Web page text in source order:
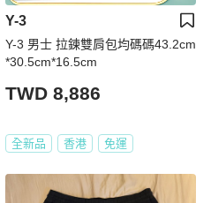
Y-3
Y-3 男士 拉鍊雙肩包均碼碼43.2cm
*30.5cm*16.5cm
TWD 8,886
全新品 香港 免運